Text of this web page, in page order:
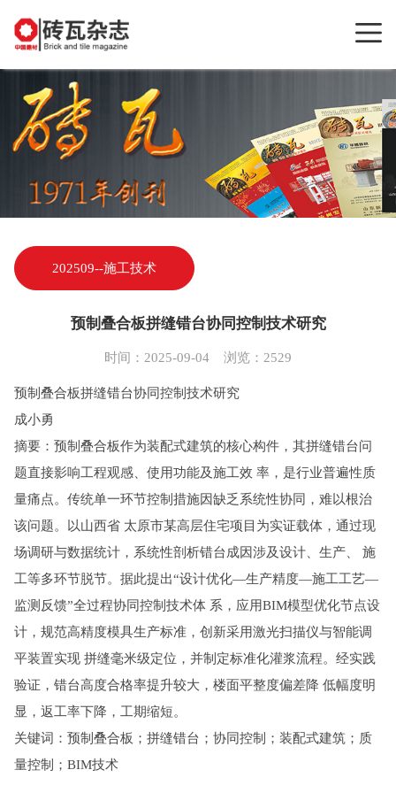
202509--施工技术
​预制叠合板拼缝错台协同控制技术研究
时间：2025-09-04 浏览：2529
预制叠合板拼缝错台协同控制技术研究
成小勇
摘要：预制叠合板作为装配式建筑的核心构件，其拼缝错台问
题直接影响工程观感、使用功能及施工效 率，是行业普遍性质
量痛点。传统单一环节控制措施因缺乏系统性协同，难以根治
该问题。以山西省 太原市某高层住宅项目为实证载体，通过现
场调研与数据统计，系统性剖析错台成因涉及设计、生产、 施
工等多环节脱节。据此提出“设计优化—生产精度—施工工艺—
监测反馈”全过程协同控制技术体 系，应用BIM模型优化节点设
计，规范高精度模具生产标准，创新采用激光扫描仪与智能调
平装置实现 拼缝毫米级定位，并制定标准化灌浆流程。经实践
验证，错台高度合格率提升较大，楼面平整度偏差降 低幅度明
显，返工率下降，工期缩短。
关键词：预制叠合板；拼缝错台；协同控制；装配式建筑；质
量控制；BIM技术